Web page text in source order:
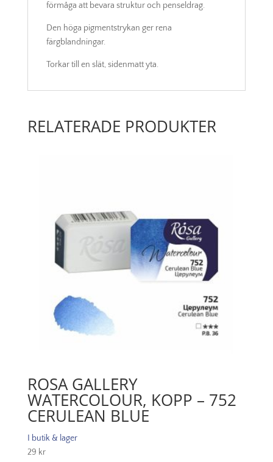
förmåga att bevara struktur och penseldrag.
Den höga pigmentstrykan ger rena
färgblandningar.
Torkar till en slät, sidenmatt yta.
RELATERADE PRODUKTER
ROSA GALLERY
WATERCOLOUR, KOPP – 752
CERULEAN BLUE
I butik & lager
29 kr